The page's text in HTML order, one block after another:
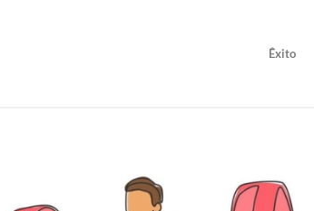
Êxito